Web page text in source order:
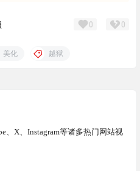
0 0
美化 越狱
、X、Instagram等诸多热门网站视